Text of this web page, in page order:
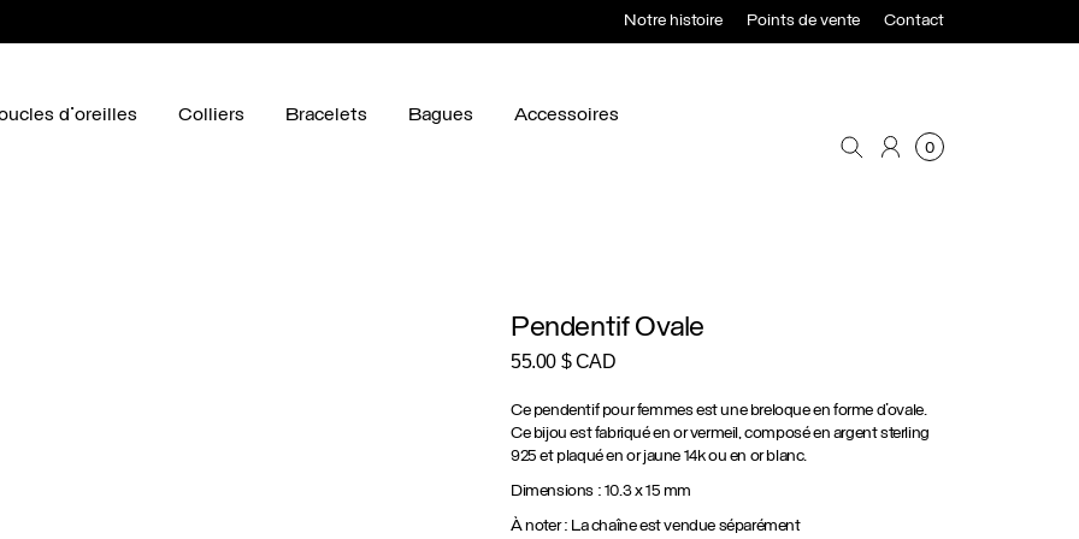
Notre histoire Points de vente Contact
d'oreilles Colliers Bracelets Bagues Accessoires
0
Pendentif Ovale
55.00 $ CAD
Ce pendentif pour femmes est une breloque en forme d’ovale.
Ce bijou est fabriqué en or vermeil, composé en argent sterling
925 et plaqué en or jaune 14k ou en or blanc.
Dimensions : 10.3 x 15 mm
À noter : La chaîne est vendue séparément